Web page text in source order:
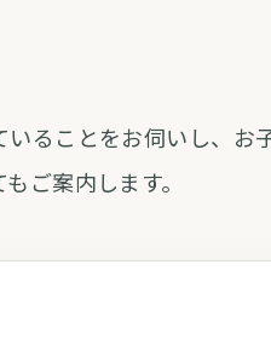
ることをお伺いし、お
ご案内します。